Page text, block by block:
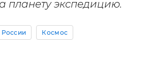
планету экспедицию.
России Космос